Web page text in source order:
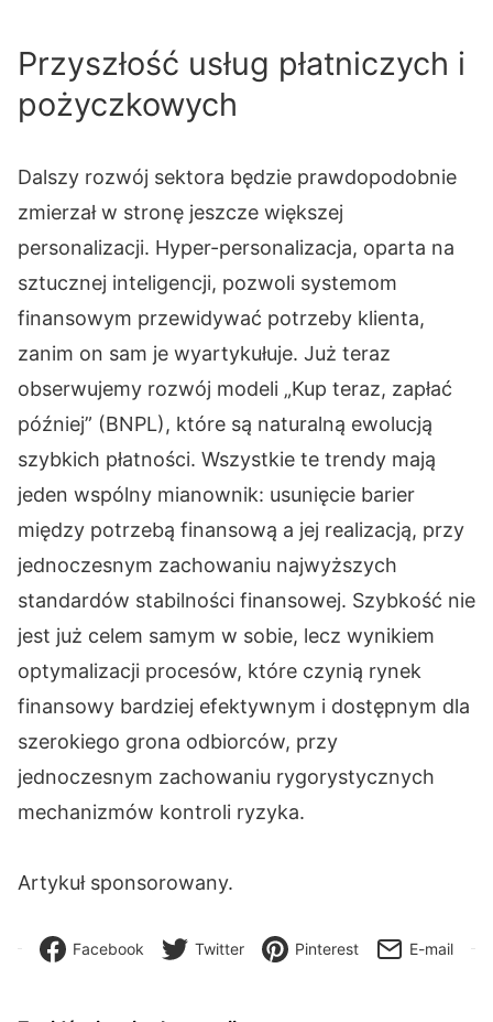
Przyszłość usług płatniczych i
pożyczkowych
Dalszy rozwój sektora będzie prawdopodobnie
zmierzał w stronę jeszcze większej
personalizacji. Hyper-personalizacja, oparta na
sztucznej inteligencji, pozwoli systemom
finansowym przewidywać potrzeby klienta,
zanim on sam je wyartykułuje. Już teraz
obserwujemy rozwój modeli „Kup teraz, zapłać
później” (BNPL), które są naturalną ewolucją
szybkich płatności. Wszystkie te trendy mają
jeden wspólny mianownik: usunięcie barier
między potrzebą finansową a jej realizacją, przy
jednoczesnym zachowaniu najwyższych
standardów stabilności finansowej. Szybkość nie
jest już celem samym w sobie, lecz wynikiem
optymalizacji procesów, które czynią rynek
finansowy bardziej efektywnym i dostępnym dla
szerokiego grona odbiorców, przy
jednoczesnym zachowaniu rygorystycznych
mechanizmów kontroli ryzyka.
Artykuł sponsorowany.
Facebook Twitter Pinterest E-mail